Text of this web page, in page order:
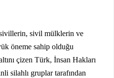
sivil mülklerin ve
öneme sahip olduğu
çizen Türk, İnsan Hakları
silahlı gruplar tarafından